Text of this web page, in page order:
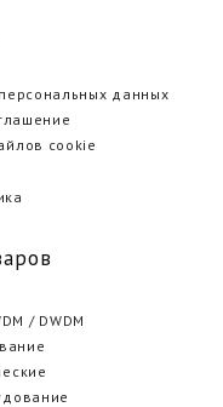
данных
cookie
/ DWDM